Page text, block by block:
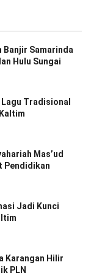
Banjir Samarinda
Hulu Sungai
Tradisional
Mas’ud
Pendidikan
Jadi Kunci
Karangan Hilir
PLN